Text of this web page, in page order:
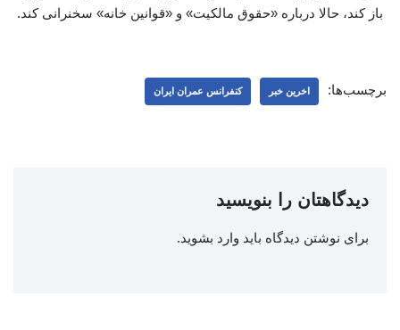
باز کند، حالا درباره «حقوق مالکیت» و «قوانین خانه» سخنرانی کند.
برچسب‌ها: اخرین خبر کنفرانس عمران ایران
دیدگاهتان را بنویسید
برای نوشتن دیدگاه باید وارد بشوید.